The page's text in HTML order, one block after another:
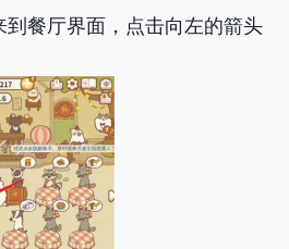
到餐厅界面，点击向左的箭头